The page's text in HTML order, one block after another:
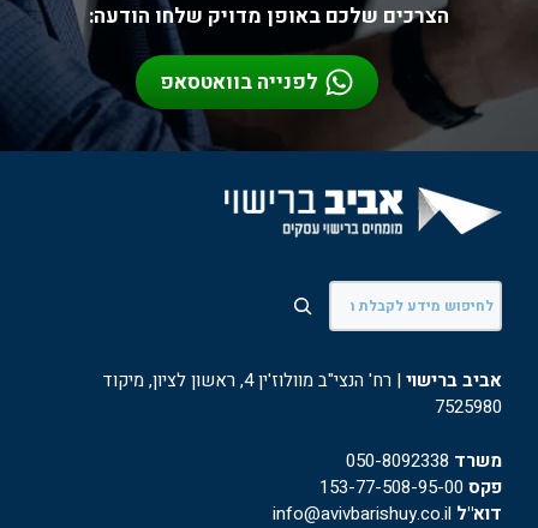
הצרכים שלכם באופן מדויק שלחו הודעה:
לפנייה בוואטסאפ
חיפוש
אביב ברישוי
| רח' הנצי"ב מוולוז'ין 4, ראשון לציון, מיקוד
7525980
משרד 050-8092338
פקס
דוא"ל